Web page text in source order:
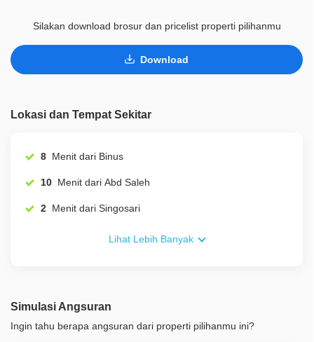
Legalitas SHM
Silakan download brosur dan pricelist properti pilihanmu
Download
Lokasi dan Tempat Sekitar
8 Menit dari Binus
10 Menit dari Abd Saleh
2 Menit dari Singosari
Lihat Lebih Banyak
Simulasi Angsuran
Ingin tahu berapa angsuran dari properti pilihanmu ini?